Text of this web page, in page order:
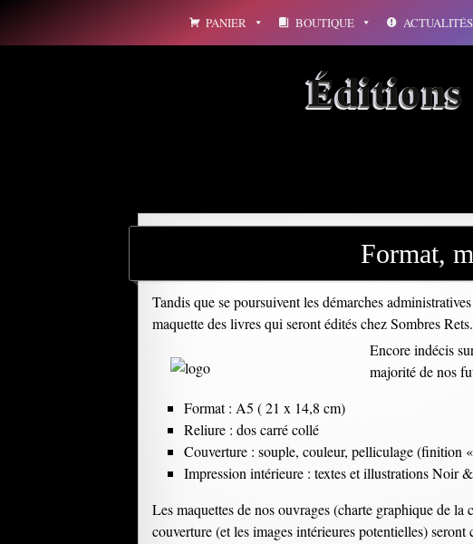
PANIER BOUTIQUE ACTUALITÉS
Éditions
Format,
Tandis que se poursuivent les démarches
maquette des livres qui seront édités chez Sombres
Encore indécis
majorité de nos
Format : A5 ( 21 x 14,8 cm)
Reliure : dos carré collé
Couverture : souple, couleur, pelliculage (finition
Impression intérieure : textes et illustrations Noir
Les maquettes de nos ouvrages (charte graphique de
couverture (et les images intérieures potentielles)